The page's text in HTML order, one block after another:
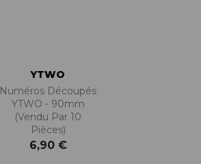
YTWO
Numéros Découpés
YTWO - 90mm
(vendu Par 10
Pièces)
6,90 €